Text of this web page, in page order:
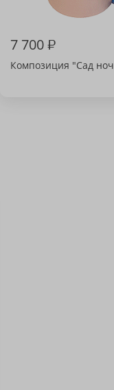
7 700₽
Композиция "Сад